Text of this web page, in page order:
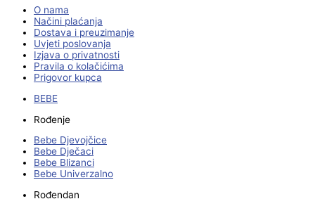
O nama
Načini plaćanja
Dostava i preuzimanje
Uvjeti poslovanja
Izjava o privatnosti
Pravila o kolačićima
Prigovor kupca
BEBE
Rođenje
Bebe Djevojčice
Bebe Dječaci
Bebe Blizanci
Bebe Univerzalno
Rođendan